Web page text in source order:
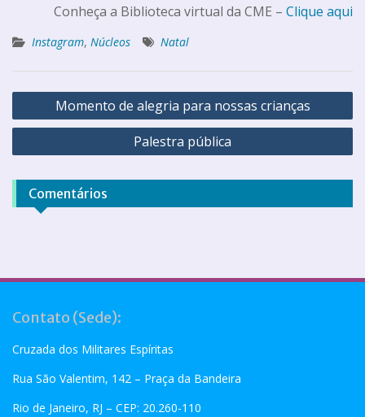
Conheça a Biblioteca virtual da CME – Clique aqui
Instagram, Núcleos Natal
Momento de alegria para nossas crianças
Palestra pública
Comentários
Contato (Sede):
Cruzada dos Militares Espíritas
Rua São Valentim, 142 – Praça da Bandeira
Rio de Janeiro, RJ – CEP: 20.260-110